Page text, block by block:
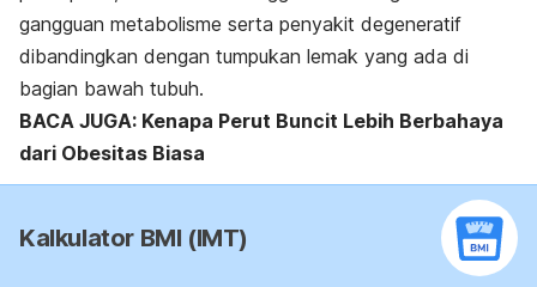
gangguan metabolisme serta penyakit degeneratif
dibandingkan dengan tumpukan lemak yang ada di
bagian bawah tubuh.
BACA JUGA: Kenapa Perut Buncit Lebih Berbahaya
dari Obesitas Biasa
Kalkulator BMI (IMT)